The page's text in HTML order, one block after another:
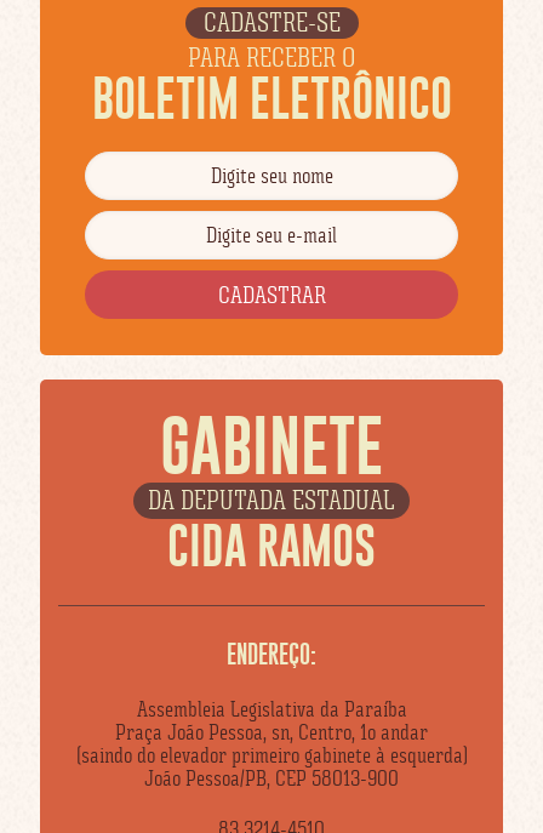
CADASTRE-SE
PARA RECEBER O
BOLETIM ELETRÔNICO
GABINETE
DA DEPUTADA ESTADUAL
CIDA RAMOS
ENDEREÇO:
Assembleia Legislativa da Paraíba
Praça João Pessoa, sn, Centro, 1o andar
(saindo do elevador primeiro gabinete à esquerda)
João Pessoa/PB, CEP 58013-900